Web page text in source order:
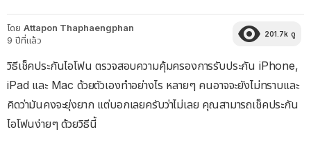
โดย Attapon Thaphaengphan
9 ปีที่แล้ว
201.7k ดู
วิธีเช็คประกันไอโฟน ตรวจสอบความคุ้มครองการรับประกัน iPhone,
iPad และ Mac ด้วยตัวเองทำอย่างไร หลายๆ คนอาจจะยังไม่ทราบและ
คิดว่ามันคงจะยุ่งยาก แต่บอกเลยครับว่าไม่เลย คุณสามารถเช็คประกัน
ไอโฟนง่ายๆ ด้วยวิธีนี้